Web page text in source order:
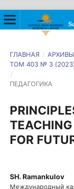
ГЛАВНАЯ / АРХИВЫ
ТОМ 403 № 3
/
ПЕДАГОГИКА
FOR
SH. Ramankulov
Международный